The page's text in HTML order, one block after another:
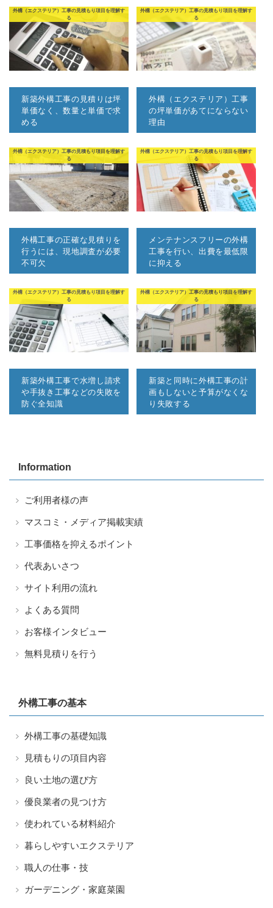
外構（エクステリア）工事の見積もり項目を理解す
る
新築外構工事の見積りは坪
単価なく、数量と単価で求
める
外構（エクステリア）工事の見積もり項目を理解す
る
外構（エクステリア）工事
の坪単価があてにならない
理由
外構（エクステリア）工事の見積もり項目を理解す
る
外構工事の正確な見積りを
行うには、現地調査が必要
不可欠
外構（エクステリア）工事の見積もり項目を理解す
る
メンテナンスフリーの外構
工事を行い、出費を最低限
に抑える
外構（エクステリア）工事の見積もり項目を理解す
る
新築外構工事で水増し請求
や手抜き工事などの失敗を
防ぐ全知識
外構（エクステリア）工事の見積もり項目を理解す
る
新築と同時に外構工事の計
画もしないと予算がなくな
り失敗する
Information
ご利用者様の声
マスコミ・メディア掲載実績
工事価格を抑えるポイント
代表あいさつ
サイト利用の流れ
よくある質問
お客様インタビュー
無料見積りを行う
外構工事の基本
外構工事の基礎知識
見積もりの項目内容
良い土地の選び方
優良業者の見つけ方
使われている材料紹介
暮らしやすいエクステリア
職人の仕事・技
ガーデニング・家庭菜園